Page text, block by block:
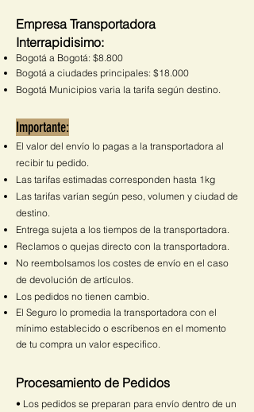
Empresa Transportadora
Interrapidisimo:
Bogotá a Bogotá: $8.800
Bogotá a ciudades principales: $18.000
Bogotá Municipios varia la tarifa según destino.
Importante:
El valor del envío lo pagas a la transportadora al
recibir tu pedido.
Las tarifas estimadas corresponden hasta 1kg
Las tarifas varían según peso, volumen y ciudad de
destino.
Entrega sujeta a los tiempos de la transportadora.
Reclamos o quejas directo con la transportadora.
No reembolsamos los costes de envío en el caso
de devolución de artículos.
Los pedidos no tienen cambio.
El Seguro lo promedia la transportadora con el
mínimo establecido o escríbenos en el momento
de tu compra un valor especifico.
Procesamiento de Pedidos
• Los pedidos se preparan para envío dentro de un